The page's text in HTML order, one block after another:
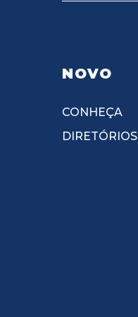
NOVO
CONHEÇA
DIRETÓRIOS